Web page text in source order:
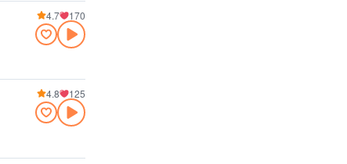
4.7 170
4.8 125